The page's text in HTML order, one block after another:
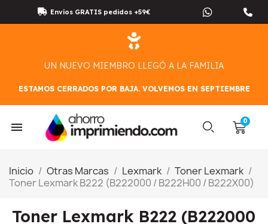
Envíos GRATIS pedidos +59€
UN NUEVO MIEMBRO LLEGÓ A LA FAMILIA
ESTAMOS CERRADOS POR BAJA. VOLVEMOS EN SEPTIEMBRE
Inicio Otras Marcas Lexmark
Toner Lexmark
Toner Lexmark B222 (B222000 / B222H00 / B222X00)
Toner Lexmark B222 (B222000